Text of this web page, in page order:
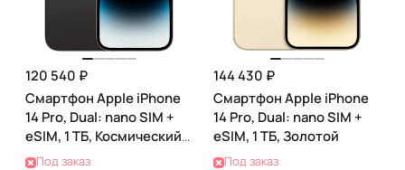
120 540 ₽
Смартфон Apple iPhone
14 Pro, Dual: nano SIM +
eSIM, 1 ТБ, Космический
Черный
Под заказ
144 430 ₽
Смартфон Apple iPhone
14 Pro, Dual: nano SIM +
eSIM, 1 ТБ, Золотой
Под заказ